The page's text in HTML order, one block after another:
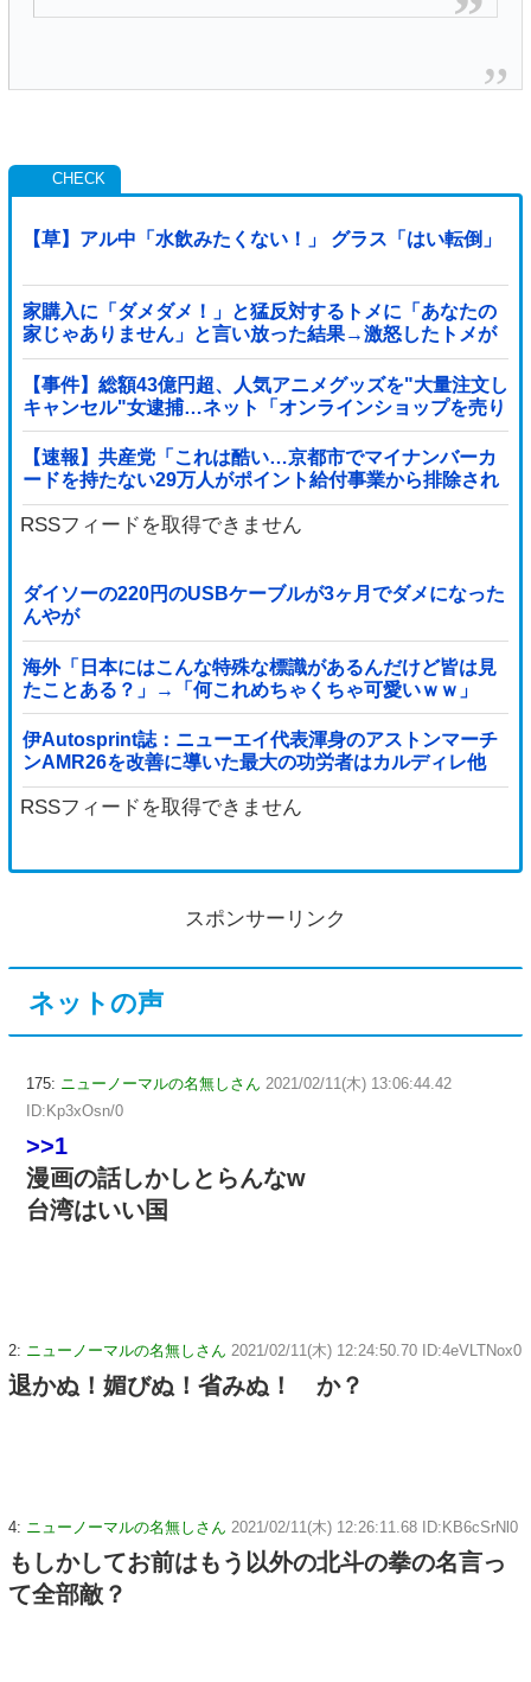
【草】アル中「水飲みたくない！」 グラス「はい転倒」
家購入に「ダメダメ！」と猛反対するトメに「あなたの
家じゃありません」と言い放った結果→激怒したトメが
自ら〇〇を口にして最高の展開へｗｗｗｗｗｗ
【事件】総額43億円超、人気アニメグッズを"大量注文し
キャンセル"女逮捕…ネット「オンラインショップを売り
切れ状態にして商品相場を操作してたので...
【速報】共産党「これは酷い…京都市でマイナンバーカ
ードを持たない29万人がポイント給付事業から排除され
た」
RSSフィードを取得できません
ダイソーの220円のUSBケーブルが3ヶ月でダメになった
んやが
海外「日本にはこんな特殊な標識があるんだけど皆は見
たことある？」→「何これめちゃくちゃ可愛いｗｗ」
【海外の反応】
伊Autosprint誌：ニューエイ代表渾身のアストンマーチ
ンAMR26を改善に導いた最大の功労者はカルディレ他
RSSフィードを取得できません
スポンサーリンク
ネットの声
175: ニューノーマルの名無しさん 2021/02/11(木) 13:06:44.42
ID:Kp3xOsn/0
>>1
漫画の話しかしとらんなw
台湾はいい国
2: ニューノーマルの名無しさん 2021/02/11(木) 12:24:50.70 ID:4eVLTNox0
退かぬ！媚びぬ！省みぬ！ か？
4: ニューノーマルの名無しさん 2021/02/11(木) 12:26:11.68 ID:KB6cSrNl0
もしかしてお前はもう以外の北斗の拳の名言っ
て全部敵？